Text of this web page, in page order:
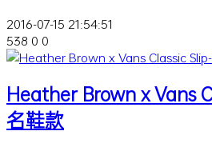
2016-07-15 21:54:51
538 0 0
Heather Brown x Vans
名鞋款